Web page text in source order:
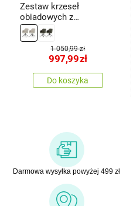
Zestaw krzeseł
obiadowych z
mechanizmem
powrotnymHC-536
CRM2, 2 szt.1 050,99 zł
997,99zł
Do koszyka
Darmowa wysyłka powyżej 499 zł